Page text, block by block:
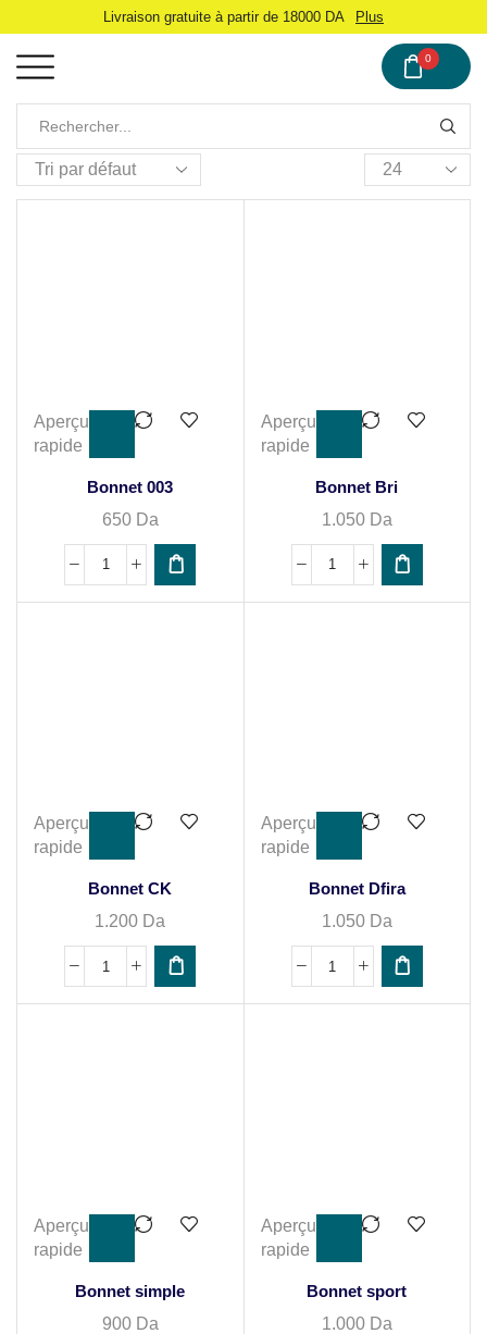
Livraison gratuite à partir de 18000 DA Plus
0
Aperçu
rapide
Bonnet 003
650 Da
Aperçu
rapide
Bonnet Bri
1.050 Da
Aperçu
rapide
Bonnet CK
1.200 Da
Aperçu
rapide
Bonnet Dfira
1.050 Da
Aperçu
rapide
Bonnet simple
900 Da
Aperçu
rapide
Bonnet sport
1.000 Da